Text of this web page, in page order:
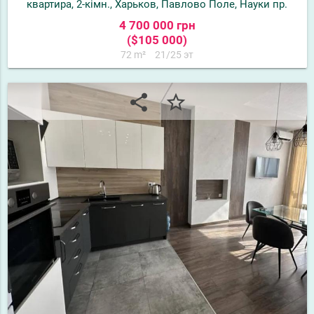
квартира, 2-кімн., Харьков, Павлово Поле, Науки пр.
4 700 000 грн
($105 000)
72 m² 21/25 эт
share star_border